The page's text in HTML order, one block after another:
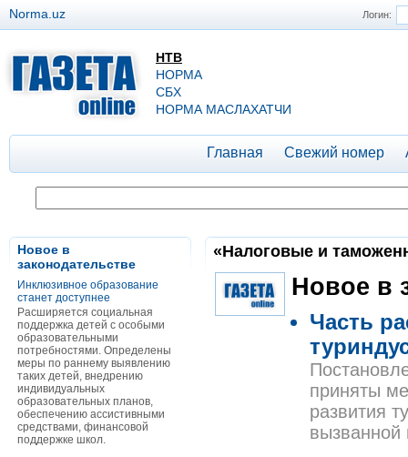
Логин:
Norma.uz
НТВ
НОРМА
СБХ
НОРМА МАСЛАХАТЧИ
Главная Свежий номер
Новое в
законодательстве
Инклюзивное образование
станет доступнее
Расширяется социальная
поддержка детей с особыми
образовательными
потребностями. Определены
меры по раннему выявлению
таких детей, внедрению
индивидуальных
образовательных планов,
обеспечению ассистивными
средствами, финансовой
поддержке школ.
«Налоговые и
Новое в
Часть
приняты
развития
вызванной